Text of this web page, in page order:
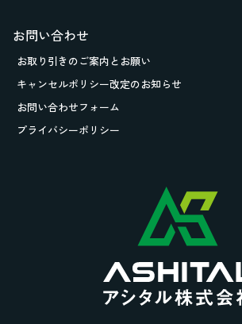
お問い合わせ
お取り引きのご案内とお願い
キャンセルポリシー改定のお知らせ
お問い合わせフォーム
プライバシーポリシー